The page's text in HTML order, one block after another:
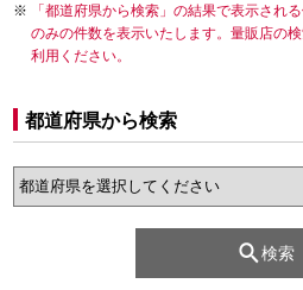
「都道府県から検索」の結果で表示され
のみの件数を表示いたします。量販店の
利用ください。
都道府県から検索
検索